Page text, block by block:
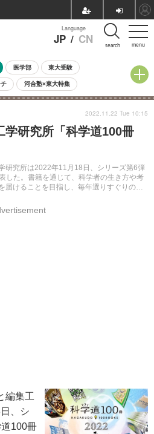
menu
Language
JP / CN search
医学部 東大受験
河合塾×東大特集
中学受験 小学校受験
校 過去問 人気記事
学研究所「科学道100冊
研究所は2022年11月18日、シリーズ第6弾
した。書籍を通じて、科学者の生き方や考
届けることを目指し、毎年選りすぐりの
2022.11.22 Tue 10:15
編集工
、シ
100冊